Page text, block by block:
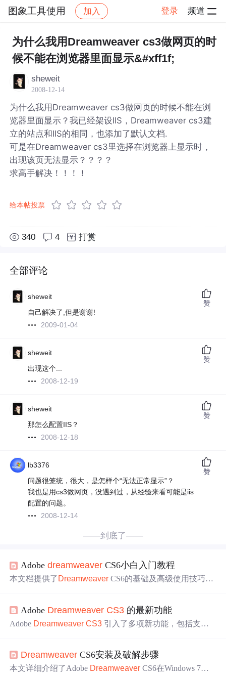
图象工具使用 加入 登录 频道
社区 图象工具使用
为什么我用Dreamweaver cs3做网页的时
候不能在浏览器里面显示&#xff1f;
sheweit
2008-12-14
为什么我用Dreamweaver cs3做网页的时候不能在浏
览器里面显示？我已经架设IIS，Dreamweaver cs3建
立的站点和IIS的相同，也添加了默认文档.
可是在Dreamweaver cs3里选择在浏览器上显示时，
出现该页无法显示？？？？
求高手解决！！！！
给本帖投票
340 4 打赏
全部评论
sheweit
自己解决了,但是谢谢!
2009-01-04
赞
sheweit
出现这个...
2008-12-19
赞
sheweit
那怎么配置IIS？
2008-12-18
赞
lb3376
问题很笼统，很大，是怎样个“无法正常显示”？
我也是用cs3做网页，没遇到过，从经验来看可能是iis
配置的问题。
2008-12-14
赞
——到底了——
Adobedreamweaver CS6小白入门教程
本文档提供了 Dreamweaver CS6的基础及高级使用技巧，
Adobe Dreamweaver CS3 的最新功能
Adobe Dreamweaver CS3 引入了多项新功能，包括支持
布局管理和浏览器兼容性检查等功能。
Dreamweaver CS6安装及破解步骤
本文详细介绍了Adobe Dreamweaver CS6在Windows 7系